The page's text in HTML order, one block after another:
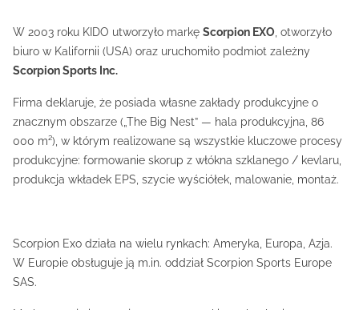
W 2003 roku KIDO utworzyło markę Scorpion EXO , otworzyło
biuro w Kalifornii (USA) oraz uruchomiło podmiot zależny
Scorpion Sports Inc.
Firma deklaruje, że posiada własne zakłady produkcyjne o
znacznym obszarze („The Big Nest” — hala produkcyjna, 86
000 m²), w którym realizowane są wszystkie kluczowe procesy
produkcyjne: formowanie skorup z włókna szklanego / kevlaru,
produkcja wkładek EPS, szycie wyściółek, malowanie, montaż.
Scorpion Exo działa na wielu rynkach: Ameryka, Europa, Azja.
W Europie obsługuje ją m.in. oddział Scorpion Sports Europe
SAS.